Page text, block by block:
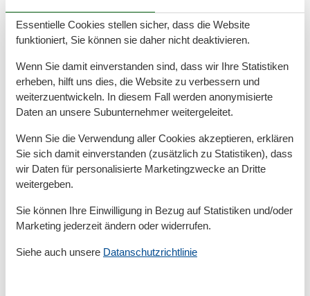
TV
Wohn/Schlafraum komb
Umliegende einrichtungen
Parkplatz
Unterkünfte
Wanderfreundlich
Kurzurlaub
Es besteht eine begrenzte Möglichkeit das ganze Jahr
außerhalb der Hochsaison.
Essentielle Cookies stellen sicher, dass die Website
funktioniert, Sie können sie daher nicht deaktivieren.
Wenn Sie damit einverstanden sind, dass wir Ihre Statistiken
erheben, hilft uns dies, die Website zu verbessern und
weiterzuentwickeln. In diesem Fall werden anonymisierte
Daten an unsere Subunternehmer weitergeleitet.
Wenn Sie die Verwendung aller Cookies akzeptieren, erklären
Sie sich damit einverstanden (zusätzlich zu Statistiken), dass
wir Daten für personalisierte Marketingzwecke an Dritte
weitergeben.
Sie können Ihre Einwilligung in Bezug auf Statistiken und/oder
Marketing jederzeit ändern oder widerrufen.
Siehe auch unsere Datanschutzrichtlinie